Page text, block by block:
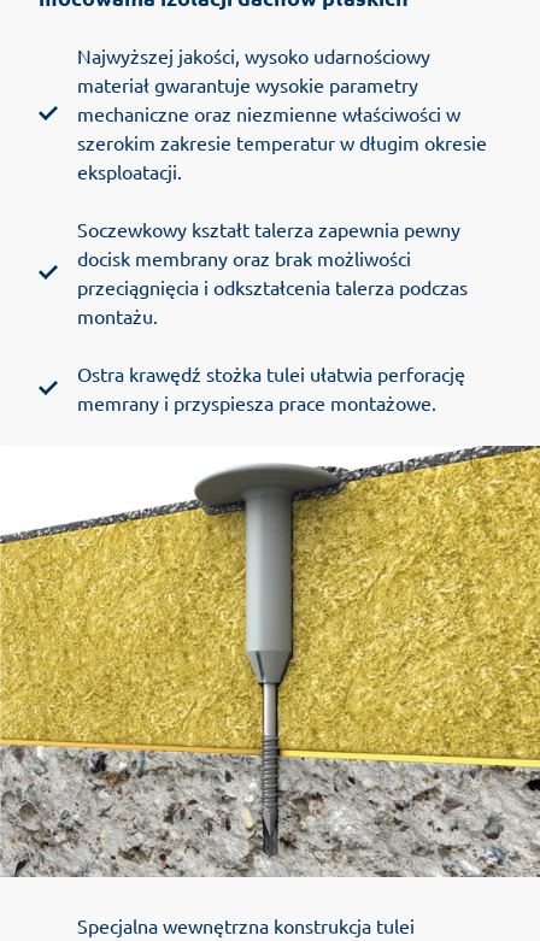
Najwyższej jakości, wysoko udarnościowy
materiał gwarantuje wysokie parametry
mechaniczne oraz niezmienne właściwości w
szerokim zakresie temperatur w długim okresie
eksploatacji.
Soczewkowy kształt talerza zapewnia pewny
docisk membrany oraz brak możliwości
przeciągnięcia i odkształcenia talerza podczas
montażu.
Ostra krawędź stożka tulei ułatwia perforację
memrany i przyspiesza prace montażowe.
Specjalna wewnętrzna konstrukcja tulei